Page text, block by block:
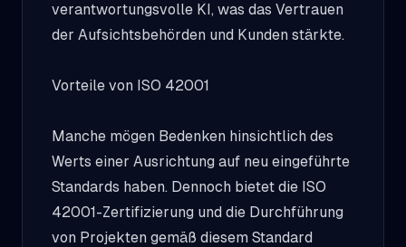
verantwortungsvolle KI, was das Vertrauen
der Aufsichtsbehörden und Kunden stärkte.
Vorteile von ISO 42001
Manche mögen Bedenken hinsichtlich des
Werts einer Ausrichtung auf neu eingeführte
Standards haben. Dennoch bietet die ISO
42001-Zertifizierung und die Durchführung
von Projekten gemäß diesem Standard